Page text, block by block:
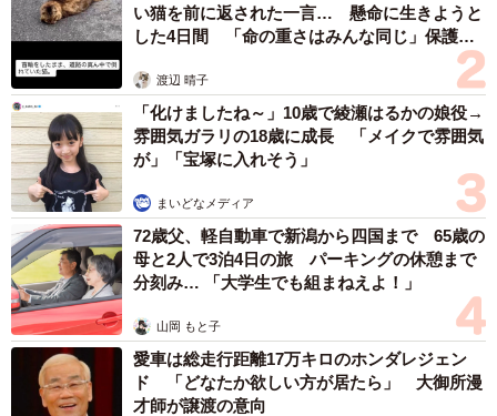
――日本食がお口に合ったのですね。「何か作ろうか？」
と連絡をくれるのも素敵です。
ご飯はよく作ってくれます、というか私よりよく料理しま
す。作るものもわりと凝っていたりします。料理（という
か家事全般）は2人でやるのが当然、という感覚がありがた
いです。
――他にお気に入りの日本食は？
梅干し、角煮、漬物、お味噌汁やうどんも好きですね。そ
れと羊羹（あんこ）も喜びます。
い猫を前に返された一言… 懸命に生きようと
した4日間 「命の重さはみんな同じ」保護団
渡辺 晴子
「化けましたね～」10歳で綾瀬はるかの娘役→
雰囲気ガラリの18歳に成長 「メイクで雰囲気
が」「宝塚に入れそう」
まいどなメディア
72歳父、軽自動車で新潟から四国まで 65歳の
母と2人で3泊4日の旅 パーキングの休憩まで
分刻み… 「大学生でも組まねえよ！」
山岡 もと子
愛車は総走行距離17万キロのホンダレジェン
ド 「どなたか欲しい方が居たら」 大御所漫
才師が譲渡の意向